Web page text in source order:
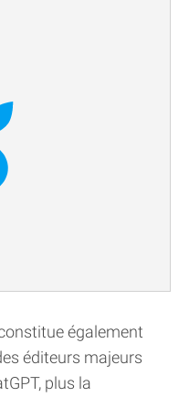
également
éditeurs majeurs
plus la